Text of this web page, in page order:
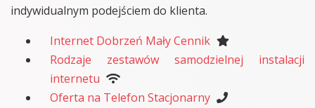
indywidualnym podejściem do klienta.
Internet Dobrzeń Mały Cennik
Rodzaje zestawów samodzielnej instalacji
internetu
Oferta na Telefon Stacjonarny